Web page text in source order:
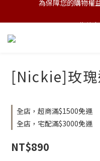
[Nickie]玫瑰
全店，超商滿$1500免運
全店，宅配滿$3000免運
NT$890